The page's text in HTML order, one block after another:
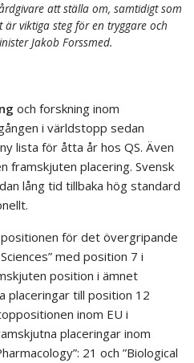
att ställa om, samtidigt som
viktiga steg för en tryggare och
Jakob Forssmed.
och forskning inom
i världstopp sedan
lista för åtta år hos QS. Även
framskjuten placering. Svensk
lång tid tillbaka hög standard
för det övergripande
med position 7 i
position i ämnet
placeringar till position 12
inom EU i
placeringar inom
21 och ”Biological